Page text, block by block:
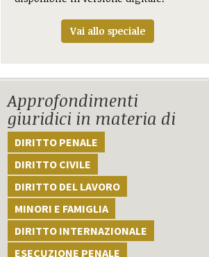
Vai allo speciale
Approfondimenti
giuridici in materia di
DIRITTO PENALE
DIRITTO CIVILE
DIRITTO DEL LAVORO
MINORI E FAMIGLIA
DIRITTO INTERNAZIONALE
ESECUZIONE PENALE